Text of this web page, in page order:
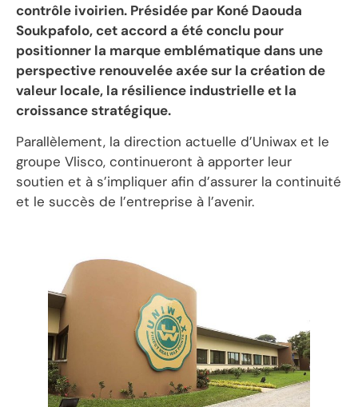
contrôle ivoirien. Présidée par Koné Daouda
Soukpafolo, cet accord a été conclu pour
positionner la marque emblématique dans une
perspective renouvelée axée sur la création de
valeur locale, la résilience industrielle et la
croissance stratégique.
Parallèlement, la direction actuelle d’Uniwax et le
groupe Vlisco, continueront à apporter leur
soutien et à s’impliquer afin d’assurer la continuité
et le succès de l’entreprise à l’avenir.